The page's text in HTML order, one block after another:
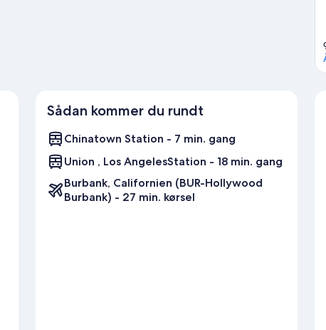
Sådan kommer du rundt
Chinatown Station - 7 min. gang
Union , Los AngelesStation - 18 min. gang
Burbank, Californien (BUR-Hollywood
Burbank) - 27 min. kørsel